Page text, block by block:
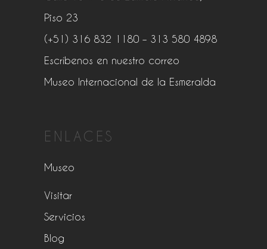
Piso 23
(+51) 316 832 1180 – 313 580 4898
Escríbenos en nuestro correo
Museo Internacional de la Esmeralda
ENLACES
Museo
Visitar
Servicios
Blog